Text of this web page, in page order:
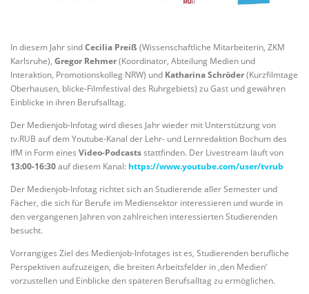
In diesem Jahr sindCecilia Preiß (Wissenschaftliche Mitarbeiterin, ZKM
Karlsruhe), Gregor Rehmer(Koordinator, Abteilung Medien und
Interaktion, Promotionskolleg NRW) und Katharina Schröder(Kurzfilmtage
Oberhausen, blicke-Filmfestival des Ruhrgebiets) zu Gast und gewähren
Einblicke in ihren Berufsalltag.
Der Medienjob-Infotag wird dieses Jahr wieder mit Unterstützung von
tv.RUB auf dem Youtube-Kanal der Lehr- und Lernredaktion Bochum des
IfM in Form eines Video-Podcastsstattfinden. Der Livestream läuft von
13:00-16:30auf diesem Kanal: https://www.youtube.com/user/tvrub
Der Medienjob-Infotag richtet sich an Studierende aller Semester und
Fächer, die sich für Berufe im Mediensektor interessieren und wurde in
den vergangenen Jahren von zahlreichen interessierten Studierenden
besucht.
Vorrangiges Ziel des Medienjob-Infotages ist es, Studierenden berufliche
Perspektiven aufzuzeigen, die breiten Arbeitsfelder in ‚den Medien‘
vorzustellen und Einblicke den späteren Berufsalltag zu ermöglichen.